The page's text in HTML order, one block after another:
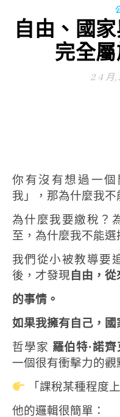
自由、國
完全
2 4 月,
你有沒有想過一
我」，那為什麼我不
為什麼我要繳稅？
至，為什麼我不能選
我們從小被教導要
後，才發現自由，
的事情。
如果我擁有自己，國
哲學家 羅伯特·諾
一個很有衝擊力的觀
「課稅某種程度
他的邏輯很簡單：